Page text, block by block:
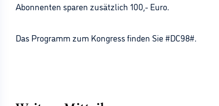
Abonnenten sparen zusätzlich 100,- Euro.
Das Programm zum Kongress finden Sie #DC98#.